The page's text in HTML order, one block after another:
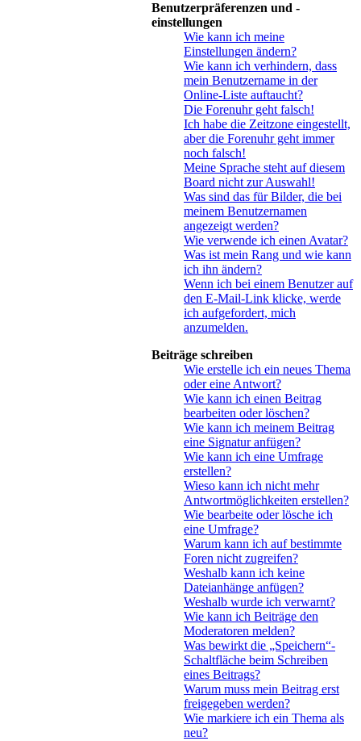
Benutzerpräferenzen und -
einstellungen
Wie kann ich meine
Einstellungen ändern?
Wie kann ich verhindern, dass
mein Benutzername in der
Online-Liste auftaucht?
Die Forenuhr geht falsch!
Ich habe die Zeitzone eingestellt,
aber die Forenuhr geht immer
noch falsch!
Meine Sprache steht auf diesem
Board nicht zur Auswahl!
Was sind das für Bilder, die bei
meinem Benutzernamen
angezeigt werden?
Wie verwende ich einen Avatar?
Was ist mein Rang und wie kann
ich ihn ändern?
Wenn ich bei einem Benutzer auf
den E-Mail-Link klicke, werde
ich aufgefordert, mich
anzumelden.
Beiträge schreiben
Wie erstelle ich ein neues Thema
oder eine Antwort?
Wie kann ich einen Beitrag
bearbeiten oder löschen?
Wie kann ich meinem Beitrag
eine Signatur anfügen?
Wie kann ich eine Umfrage
erstellen?
Wieso kann ich nicht mehr
Antwortmöglichkeiten erstellen?
Wie bearbeite oder lösche ich
eine Umfrage?
Warum kann ich auf bestimmte
Foren nicht zugreifen?
Weshalb kann ich keine
Dateianhänge anfügen?
Weshalb wurde ich verwarnt?
Wie kann ich Beiträge den
Moderatoren melden?
Was bewirkt die „Speichern“-
Schaltfläche beim Schreiben
eines Beitrags?
Warum muss mein Beitrag erst
freigegeben werden?
Wie markiere ich ein Thema als
neu?